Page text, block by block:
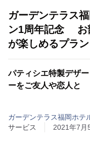
ガーデンテラス
ン1周年記念 お
が楽しめるプラ
パティシエ特製デザ
ーをご友人や恋人と
ガーデンテラス福岡ホテ
サービス
2021年7月